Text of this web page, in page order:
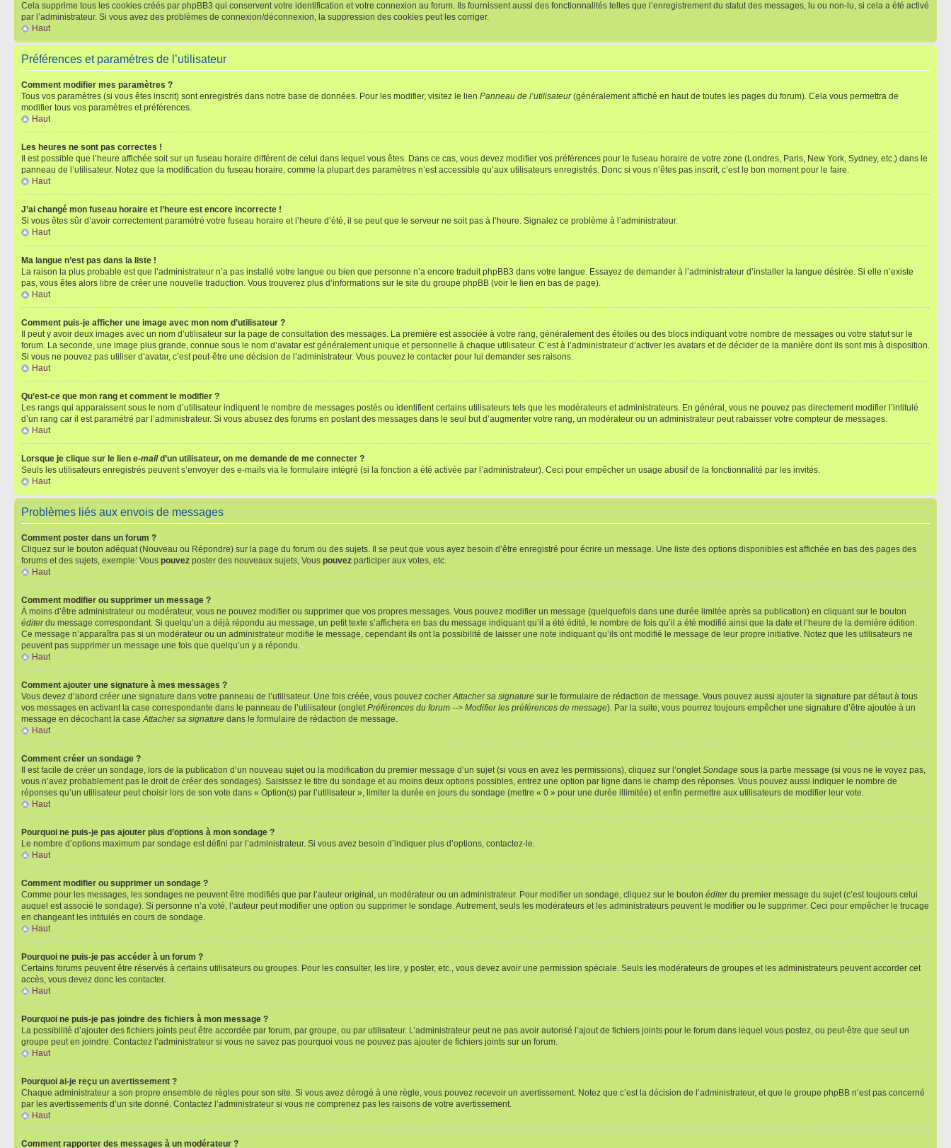
Cela supprime tous les cookies créés par phpBB3 qui conservent votre identification et votre connexion au forum. Ils fournissent aussi des fonctionnalités telles que l’enregistrement du statut des messages, lu ou non-lu, si cela a été activé
par l’administrateur. Si vous avez des problèmes de connexion/déconnexion, la suppression des cookies peut les corriger.
Haut
Préférences et paramètres de l’utilisateur
Comment modifier mes paramètres ?
Tous vos paramètres (si vous êtes inscrit) sont enregistrés dans notre base de données. Pour les modifier, visitez le lien Panneau de l’utilisateur(généralement affiché en haut de toutes les pages du forum). Cela vous permettra de
modifier tous vos paramètres et préférences.
Haut
Les heures ne sont pas correctes !
Il est possible que l’heure affichée soit sur un fuseau horaire différent de celui dans lequel vous êtes. Dans ce cas, vous devez modifier vos préférences pour le fuseau horaire de votre zone (Londres, Paris, New York, Sydney, etc.) dans le
panneau de l’utilisateur. Notez que la modification du fuseau horaire, comme la plupart des paramètres n’est accessible qu’aux utilisateurs enregistrés. Donc si vous n’êtes pas inscrit, c’est le bon moment pour le faire.
Haut
J’ai changé mon fuseau horaire et l’heure est encore incorrecte !
Si vous êtes sûr d’avoir correctement paramétré votre fuseau horaire et l’heure d’été, il se peut que le serveur ne soit pas à l’heure. Signalez ce problème à l’administrateur.
Haut
Ma langue n’est pas dans la liste !
La raison la plus probable est que l’administrateur n’a pas installé votre langue ou bien que personne n’a encore traduit phpBB3 dans votre langue. Essayez de demander à l’administrateur d’installer la langue désirée. Si elle n’existe
pas, vous êtes alors libre de créer une nouvelle traduction. Vous trouverez plus d’informations sur le site du groupe phpBB (voir le lien en bas de page).
Haut
Comment puis-je afficher une image avec mon nom d’utilisateur ?
Il peut y avoir deux images avec un nom d’utilisateur sur la page de consultation des messages. La première est associée à votre rang, généralement des étoiles ou des blocs indiquant votre nombre de messages ou votre statut sur le
forum. La seconde, une image plus grande, connue sous le nom d’avatar est généralement unique et personnelle à chaque utilisateur. C’est à l’administrateur d’activer les avatars et de décider de la manière dont ils sont mis à disposition.
Si vous ne pouvez pas utiliser d’avatar, c’est peut-être une décision de l’administrateur. Vous pouvez le contacter pour lui demander ses raisons.
Haut
Qu’est-ce que mon rang et comment le modifier ?
Les rangs qui apparaissent sous le nom d’utilisateur indiquent le nombre de messages postés ou identifient certains utilisateurs tels que les modérateurs et administrateurs. En général, vous ne pouvez pas directement modifier l’intitulé
d’un rang car il est paramétré par l’administrateur. Si vous abusez des forums en postant des messages dans le seul but d’augmenter votre rang, un modérateur ou un administrateur peut rabaisser votre compteur de messages.
Haut
Lorsque je clique sur le lien e-maild’un utilisateur, on me demande de me connecter ?
Seuls les utilisateurs enregistrés peuvent s’envoyer des e-mails via le formulaire intégré (si la fonction a été activée par l’administrateur). Ceci pour empêcher un usage abusif de la fonctionnalité par les invités.
Haut
Problèmes liés aux envois de messages
Comment poster dans un forum ?
Cliquez sur le bouton adéquat (Nouveau ou Répondre) sur la page du forum ou des sujets. Il se peut que vous ayez besoin d’être enregistré pour écrire un message. Une liste des options disponibles est affichée en bas des pages des
forums et des sujets, exemple: Vous pouvez poster des nouveaux sujets, Vous pouvez participer aux votes, etc.
Haut
Comment modifier ou supprimer un message ?
À moins d’être administrateur ou modérateur, vous ne pouvez modifier ou supprimer que vos propres messages. Vous pouvez modifier un message (quelquefois dans une durée limitée après sa publication) en cliquant sur le bouton
éditerdu message correspondant. Si quelqu’un a déjà répondu au message, un petit texte s’affichera en bas du message indiquant qu’il a été édité, le nombre de fois qu’il a été modifié ainsi que la date et l’heure de la dernière édition.
Ce message n’apparaîtra pas si un modérateur ou un administrateur modifie le message, cependant ils ont la possibilité de laisser une note indiquant qu’ils ont modifié le message de leur propre initiative. Notez que les utilisateurs ne
peuvent pas supprimer un message une fois que quelqu’un y a répondu.
Haut
Comment ajouter une signature à mes messages ?
Vous devez d’abord créer une signature dans votre panneau de l’utilisateur. Une fois créée, vous pouvez cocherAttacher sa signature sur le formulaire de rédaction de message. Vous pouvez aussi ajouter la signature par défaut à tous
vos messages en activant la case correspondante dans le panneau de l’utilisateur (ongletPréférences du forum --> Modifier les préférences de message). Par la suite, vous pourrez toujours empêcher une signature d’être ajoutée à un
message en décochant la caseAttacher sa signature dans le formulaire de rédaction de message.
Haut
Comment créer un sondage ?
Il est facile de créer un sondage, lors de la publication d’un nouveau sujet ou la modification du premier message d’un sujet (si vous en avez les permissions), cliquez sur l’ongletSondage sous la partie message (si vous ne le voyez pas,
vous n’avez probablement pas le droit de créer des sondages). Saisissez le titre du sondage et au moins deux options possibles, entrez une option par ligne dans le champ des réponses. Vous pouvez aussi indiquer le nombre de
réponses qu’un utilisateur peut choisir lors de son vote dans « Option(s) par l’utilisateur », limiter la durée en jours du sondage (mettre « 0 » pour une durée illimitée) et enfin permettre aux utilisateurs de modifier leur vote.
Haut
Pourquoi ne puis-je pas ajouter plus d’options à mon sondage ?
Le nombre d’options maximum par sondage est défini par l’administrateur. Si vous avez besoin d’indiquer plus d’options, contactez-le.
Haut
Comment modifier ou supprimer un sondage ?
Comme pour les messages, les sondages ne peuvent être modifiés que par l’auteur original, un modérateur ou un administrateur. Pour modifier un sondage, cliquez sur le bouton éditerdu premier message du sujet (c’est toujours celui
auquel est associé le sondage). Si personne n’a voté, l’auteur peut modifier une option ou supprimer le sondage. Autrement, seuls les modérateurs et les administrateurs peuvent le modifier ou le supprimer. Ceci pour empêcher le trucage
en changeant les intitulés en cours de sondage.
Haut
Pourquoi ne puis-je pas accéder à un forum ?
Certains forums peuvent être réservés à certains utilisateurs ou groupes. Pour les consulter, les lire, y poster, etc., vous devez avoir une permission spéciale. Seuls les modérateurs de groupes et les administrateurs peuvent accorder cet
accès, vous devez donc les contacter.
Haut
Pourquoi ne puis-je pas joindre des fichiers à mon message ?
La possibilité d’ajouter des fichiers joints peut être accordée par forum, par groupe, ou par utilisateur. L’administrateur peut ne pas avoir autorisé l’ajout de fichiers joints pour le forum dans lequel vous postez, ou peut-être que seul un
groupe peut en joindre. Contactez l’administrateur si vous ne savez pas pourquoi vous ne pouvez pas ajouter de fichiers joints sur un forum.
Haut
Pourquoi ai-je reçu un avertissement ?
Chaque administrateur a son propre ensemble de règles pour son site. Si vous avez dérogé à une règle, vous pouvez recevoir un avertissement. Notez que c’est la décision de l’administrateur, et que le groupe phpBB n’est pas concerné
par les avertissements d’un site donné. Contactez l’administrateur si vous ne comprenez pas les raisons de votre avertissement.
Haut
Comment rapporter des messages à un modérateur ?